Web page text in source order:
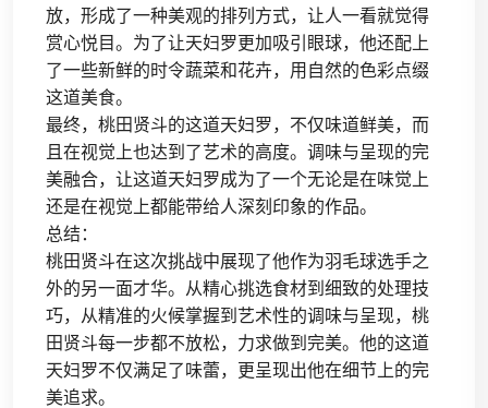
放，形成了一种美观的排列方式，让人一看就觉得
赏心悦目。为了让天妇罗更加吸引眼球，他还配上
了一些新鲜的时令蔬菜和花卉，用自然的色彩点缀
这道美食。
最终，桃田贤斗的这道天妇罗，不仅味道鲜美，而
且在视觉上也达到了艺术的高度。调味与呈现的完
美融合，让这道天妇罗成为了一个无论是在味觉上
还是在视觉上都能带给人深刻印象的作品。
总结：
桃田贤斗在这次挑战中展现了他作为羽毛球选手之
外的另一面才华。从精心挑选食材到细致的处理技
巧，从精准的火候掌握到艺术性的调味与呈现，桃
田贤斗每一步都不放松，力求做到完美。他的这道
天妇罗不仅满足了味蕾，更呈现出他在细节上的完
美追求。